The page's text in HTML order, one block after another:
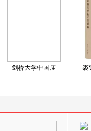
剑桥大学中国庙 裘